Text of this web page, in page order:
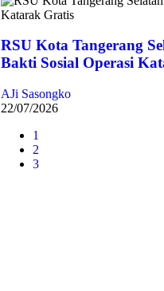
RSU Kota Tangerang
Bakti Sosial Operasi
AJi Sasongko
22/07/2026
1
2
3